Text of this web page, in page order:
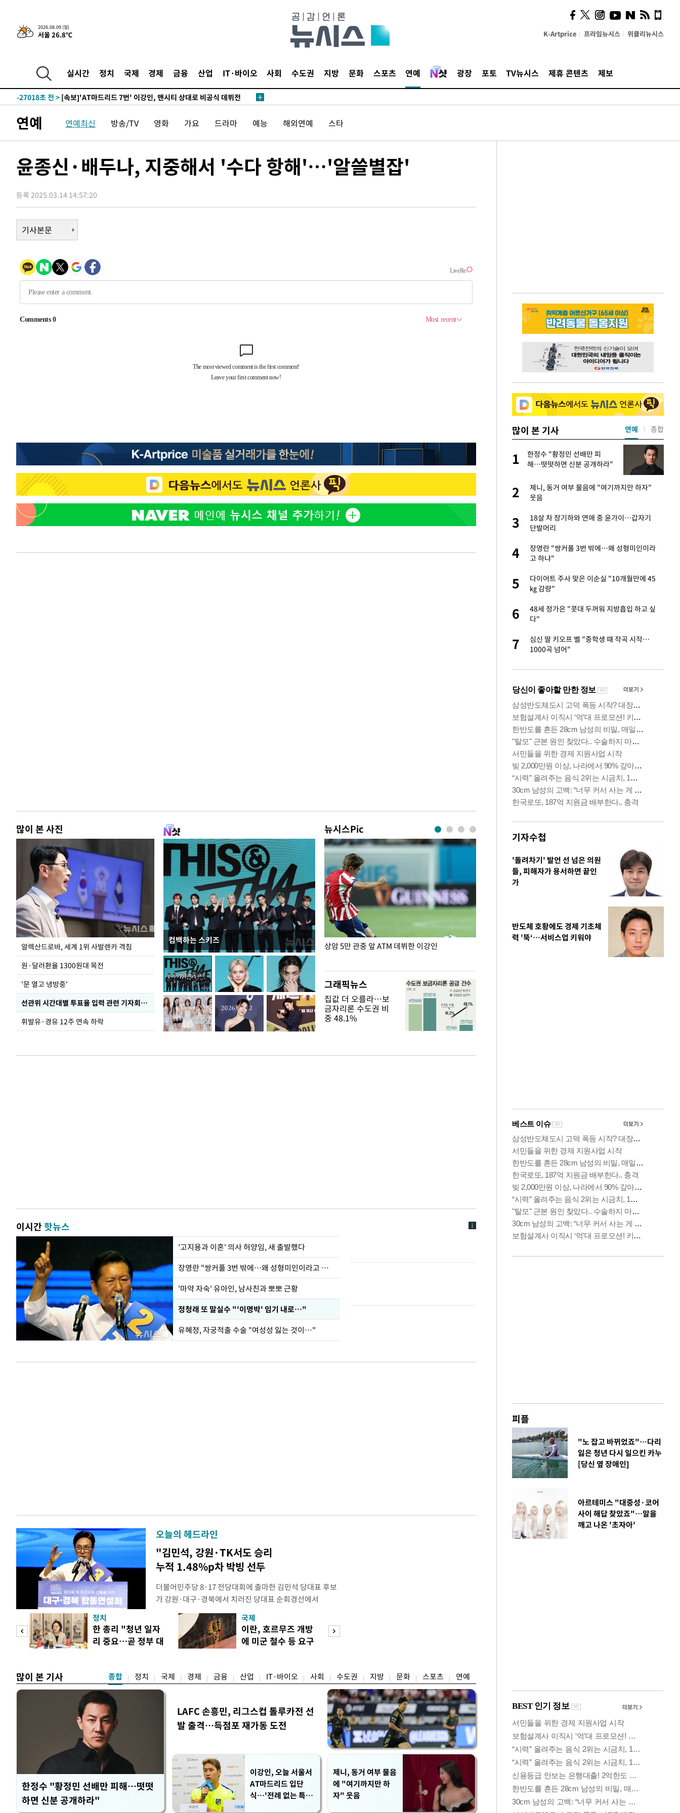
2026.08.09 (일)
서울 26.8℃ K-Artprice 프라임뉴시스 위클리뉴시스
실시간 정치 국제 경제 금융 산업 IT·바이오 사회 수도권 지방 문화 스포츠 연예 광장 포토 TV뉴시스 제휴 콘텐츠 제보
13분 전 >이강인, 오늘 서울서 AT마드리드 입단식…'전례 없는 특급대우'
-30021초 전 >이강인, 5만 관중 앞 ATM 데뷔…뜨거운 응원 속 새출발(종합)
-27516초 전 >
'AT마드리드 7번' 이강인, 맨시티 상대로 비공식 데뷔전
-27018초 전 >
-25082초 전 > 네타냐후, 트럼프의 가자 평화 2차 15개조 평화안 '거부'
-20674초 전 >
태풍 돌핀, 중 저장성 타이저우시 해안에 상륙 (1보)
-18020초 전 >AT마드리드 데뷔 앞둔 이강인, 맨시티전 선발 대신 '벤치 시작'
44.40%
-15984초 전 >與 강원·TK 당원투표 합산 김민석 46.01%로 승리…정청래
-15631초 전 >[속보]與 당대표 경선, 경북 권리당원 투표 김민석 47.37%·정청래
45.71%
-15533초 전 >[속보]與 당대표 경선, 대구 권리당원 투표 정청래 47.82%·김민석
46.35%
-15330초 전 >
득표
-13248초 전 >"일본축구협회, 대한축구협회 성 접대 의혹 심판 조사"
상
-1255초 전 > "얼마나 더웠으면"…안동 물길공원서 헤엄친 구렁이 '소동'
-1182초 전 >손흥민, 68분 뛰고 2경기 침묵…LAFC, 톨루카에 1-0 승리(종합)
-454초 전 >'2경기 연속 침묵' 손흥민, 톨루카전 68분만 뛰고 슈팅 0개
-30021초 전 >
[속보]'AT마드리드 7번' 이강인, 맨시티 상대로 비공식 데뷔전
네타냐후, 트럼프의 가자 평화 2차 15개조 평화안 '거부'
44.40%
-15984초 전 >
與 강원·TK 당원투표 합산 김민석 46.01%로 승리…정청래
44.53%
-15824초 전 >[속보]與전대 권리당원투표…강원·경북 김민석, 대구 정청래 승리
-15631초 전 >
[속보]與 당대표 경선, 경북 권리당원 투표 김민석 47.37%·정청래
45.71%
-15533초 전 >[속보]與 당대표 경선, 대구 권리당원 투표 정청래 47.82%·김민석
46.35%
-15330초 전 >
[속보]與 당대표 경선, 강원 권리당원 투표 김민석 승리…50.30%
득표
-13248초 전 >
"일본축구협회, 대한축구협회 성 접대 의혹 심판 조사"
-1255초 전 >"얼마나 더웠으면"…안동 물길공원서 헤엄친 구렁이 '소동'
연예 연예최신 방송/TV 영화 가요 드라마 예능 해외연예 스타
윤종신·배두나, 지중해서 '수다 항해'…'알쓸별잡'
등록 2025.03.14 14:57:20
기사본문
많이 본 사진
알렉산드로바, 세계 1위 사발렌카 격침
원·달러환율 1300원대 목전
'문 열고 냉방중'
선관위 시간대별 투표율 입력 관련 기자회견하는 주진우 의원
휘발유·경유 12주 연속 하락
컴백하는 스키즈
뉴시스Pic
폭염 속 주말 풍경은? 상암 5만 관중 앞 ATM 데뷔한 이강인
용산·강남·서
공급대책 윤곽
그래픽뉴스
집값 더 오를라…보
금자리론 수도권 비
중 48.1%
이시간핫뉴스
'고지용과 이혼' 의사 허양임, 새 출발했다
장영란 "쌍커풀 3번 밖에…왜 성형미인이라고 하냐"
'마약 자숙' 유아인, 남사친과 뽀뽀 근황
정청래 또 말실수 "'이명박' 임기 내로…"
유혜정, 자궁적출 수술 "여성성 잃는 것이…"
오늘의 헤드라인
"김민석, 강원·TK서도 승리
누적 1.48%p차 박빙 선두
더불어민주당 8·17 전당대회에 출마한 김민석 당대표 후보
가 강원·대구·경북에서 치러진 당대표 순회경선에서
48.54%(1만8977표)를 얻어 상대 경쟁주자인 정청래 후보
를 1622표(4.14%p) 차로 제치고 1위를 차지했다. 전날 제주
·인천 권리당원 투표에서도 김 후보가 앞섰다. 이에 따라 누
적 합산(가중치 미반영)에서도 김 후보(46.01%)가
피
정치
한 총리 "청년 일자
리 중요…곧 정부 대
국제
이란, 호르무즈 개방
에 미군 철수 등 요구
많이 본 기사 종합 정치 국제 경제 금융 산업 IT·바이오 사회 수도권 지방 문화 스포츠 연예
한정수 "황정민 선배만 피해…떳떳
하면 신분 공개하라"
LAFC 손흥민, 리그스컵 톨루카전 선
발 출격…득점포 재가동 도전
이강인, 오늘 서울서
AT마드리드 입단
식…'전례 없는 특급
제니, 동거 여부 물음
에 "여기까지만 하
자" 웃음
많이 본 기사
한정수 "황정민 선배만 피
해…떳떳하면 신분 공개하라"
2
격…득점포 재가동 도전
3
이강인, 오늘 서울서 AT마드리드 입단
식…'전례 없는 특급대우'
4
1
한정수 "황정민 선배만 피
해…떳떳하면 신분 공개하라"
2
제니, 동거 여부 물음에 "여기까지만 하자"
웃음
3
18살 차 장기하와 연애 중 윤가이…갑자기
단발머리
4
장영란 "쌍커풀 3번 밖에…왜 성형미인이라
고 하냐"
5
다이어트 주사 맞은 이순실 "10개월만에 45
㎏ 감량"
6
48세 정가은 "콧대 두꺼워 지방흡입 하고 싶
다"
7
심신 딸 키오프 벨 "중학생 때 작곡 시작…
1000곡 넘어"
연예 종합
기자수첩
'돌려차기' 발언 선 넘은 의원
들, 피해자가 용서하면 끝인
가
반도체 호황에도 경제 기초체
력 '뚝‘…서비스업 키워야
피플
"노 잡고 바뀌었죠"…다리
잃은 청년 다시 일으킨 카누
[당신 옆 장애인]
아르테미스 "대중성·코어
사이 해답 찾았죠"…알을
깨고 나온 '초자아'